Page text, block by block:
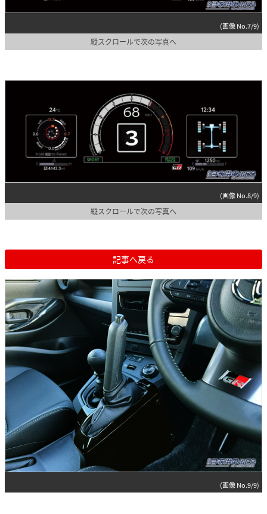
(画像 No.7/9)
縦スクロールで次の写真へ
(画像 No.8/9)
縦スクロールで次の写真へ
記事へ戻る
(画像 No.9/9)